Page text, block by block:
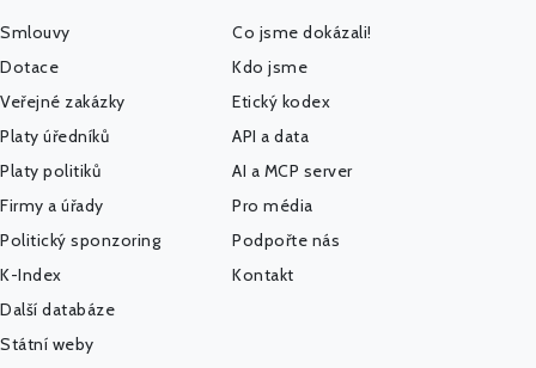
Smlouvy
Dotace
Veřejné zakázky
Platy úředníků
Platy politiků
Firmy a úřady
Politický sponzoring
K-Index
Další databáze
Státní weby
Co jsme dokázali!
Kdo jsme
Etický kodex
API a data
AI a MCP server
Pro média
Podpořte nás
Kontakt